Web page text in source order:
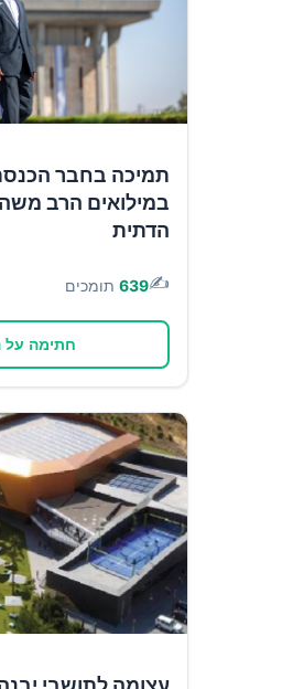
תמיכה בחבר
במילואים הרב משה
הדתית
✍️
639 תומכים
חתימה על